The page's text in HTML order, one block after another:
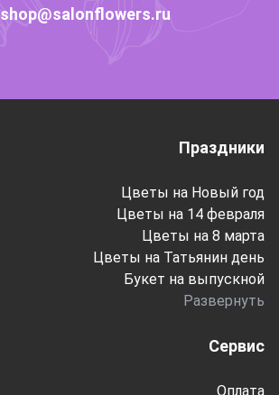
shop@salonflowers.ru
Сервис
Оплата
Праздники
Цветы на Новый год
Цветы на 14 февраля
Цветы на 8 марта
Цветы на Татьянин день
Букет на выпускной
Развернуть